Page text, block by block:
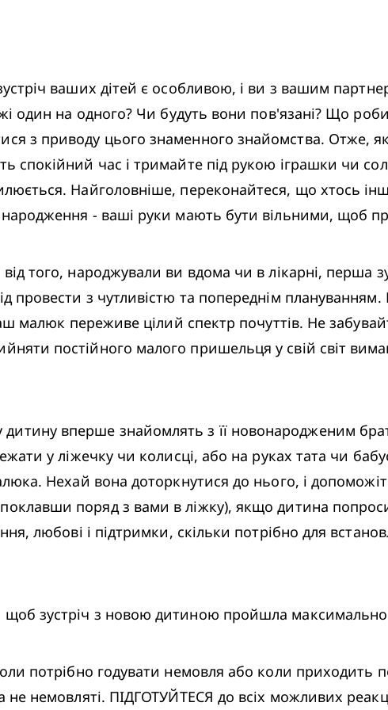
ваших дітей є особливою, і ви з вашим
один на одного? Чи будуть вони пов'язані? Що
з приводу цього знаменного знайомства. Отже,
спокійний час і тримайте під рукою іграшки чи
Найголовніше, переконайтеся, що хтось
- ваші руки мають бути вільними, щоб
того, народжували ви вдома чи в лікарні, перша
провести з чутливістю та попереднім
малюк переживе цілий спектр почуттів. Не
постійного малого пришельця у свій світ
вперше знайомлять з її новонародженим
у ліжечку чи колисці, або на руках тата чи
Нехай вона доторкнутися до нього, і
поряд з вами в ліжку), якщо дитина
любові і підтримки, скільки потрібно для
зустріч з новою дитиною пройшла максимально
потрібно годувати немовля або коли приходить
не немовляті. ПІДГОТУЙТЕСЯ до всіх можливих